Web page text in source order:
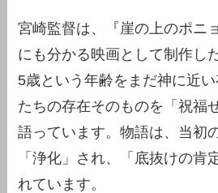
宮崎監督は、『崖の上のポニ
にも分かる映画として制作し
5歳という年齢をまだ神に近
たちの存在そのものを「祝福
語っています。物語は、当初
「浄化」され、「底抜けの肯
れています。